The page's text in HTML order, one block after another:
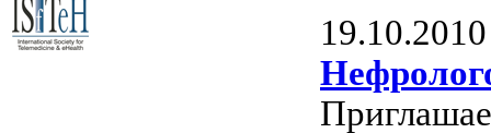
19.10.2010